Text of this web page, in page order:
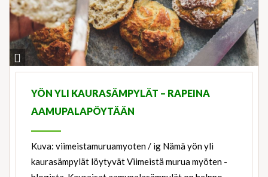
View
Ingredients
YÖN YLI KAURASÄMPYLÄT – RAPEINA
AAMUPALAPÖYTÄÄN
Kuva: viimeistamuruamyoten / ig Nämä yön yli
kaurasämpylät löytyvät Viimeistä murua myöten -